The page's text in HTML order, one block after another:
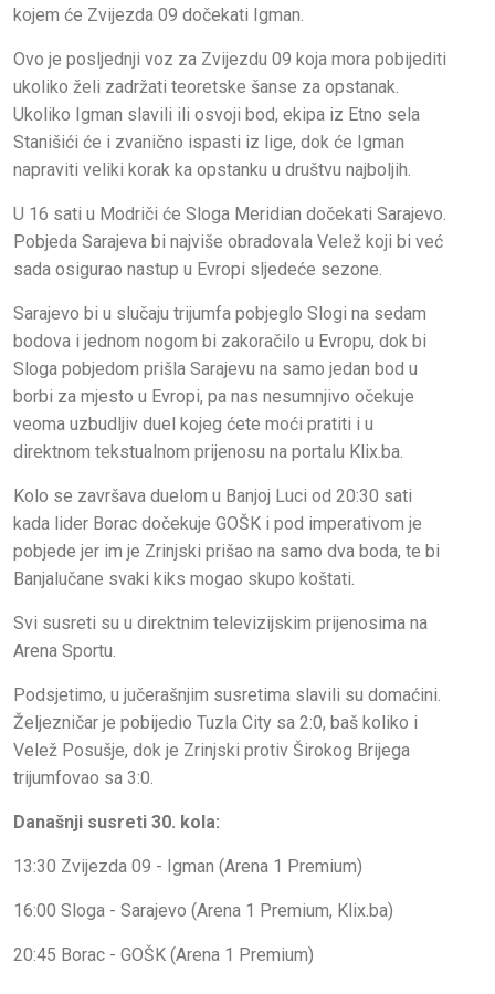
kojem će Zvijezda 09 dočekati Igman.
Ovo je posljednji voz za Zvijezdu 09 koja mora pobijediti
ukoliko želi zadržati teoretske šanse za opstanak.
Ukoliko Igman slavili ili osvoji bod, ekipa iz Etno sela
Stanišići će i zvanično ispasti iz lige, dok će Igman
napraviti veliki korak ka opstanku u društvu najboljih.
U 16 sati u Modriči će Sloga Meridian dočekati Sarajevo.
Pobjeda Sarajeva bi najviše obradovala Velež koji bi već
sada osigurao nastup u Evropi sljedeće sezone.
Sarajevo bi u slučaju trijumfa pobjeglo Slogi na sedam
bodova i jednom nogom bi zakoračilo u Evropu, dok bi
Sloga pobjedom prišla Sarajevu na samo jedan bod u
borbi za mjesto u Evropi, pa nas nesumnjivo očekuje
veoma uzbudljiv duel kojeg ćete moći pratiti i u
direktnom tekstualnom prijenosu na portalu Klix.ba.
Kolo se završava duelom u Banjoj Luci od 20:30 sati
kada lider Borac dočekuje GOŠK i pod imperativom je
pobjede jer im je Zrinjski prišao na samo dva boda, te bi
Banjalučane svaki kiks mogao skupo koštati.
Svi susreti su u direktnim televizijskim prijenosima na
Arena Sportu.
Podsjetimo, u jučerašnjim susretima slavili su domaćini.
Željezničar je pobijedio Tuzla City sa 2:0, baš koliko i
Velež Posušje, dok je Zrinjski protiv Širokog Brijega
trijumfovao sa 3:0.
Današnji susreti 30. kola:
13:30 Zvijezda 09 - Igman (Arena 1 Premium)
16:00 Sloga - Sarajevo (Arena 1 Premium, Klix.ba)
20:45 Borac - GOŠK (Arena 1 Premium)